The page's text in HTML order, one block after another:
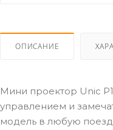
ОПИСАНИЕ
Мини проектор Unic
управлением и
модель в любую